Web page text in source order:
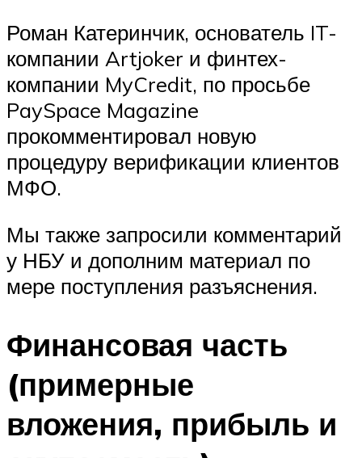
Роман Катеринчик, основатель IT-
компании Artjoker и финтех-
компании MyCredit, по просьбе
PaySpace Magazine
прокомментировал новую
процедуру верификации клиентов
МФО.
Мы также запросили комментарий
у НБУ и дополним материал по
мере поступления разъяснения.
Финансовая часть
(примерные
вложения, прибыль и